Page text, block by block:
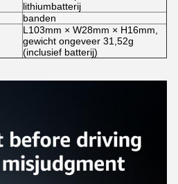
lithiumbatterij
banden
L103mm × W28mm × H16mm,
gewicht ongeveer 31,52g
(inclusief batterij)